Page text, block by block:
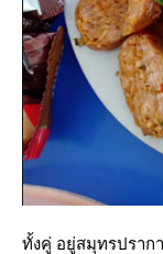
ทั้งคู่ อยู่สมุทรปราก